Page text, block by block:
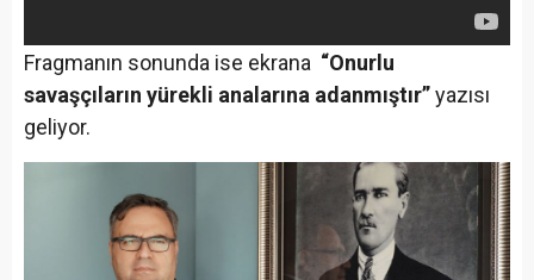
Fragmanın sonunda ise ekrana “Onurlu
savaşçıların yürekli analarına adanmıştır”yazısı
geliyor.